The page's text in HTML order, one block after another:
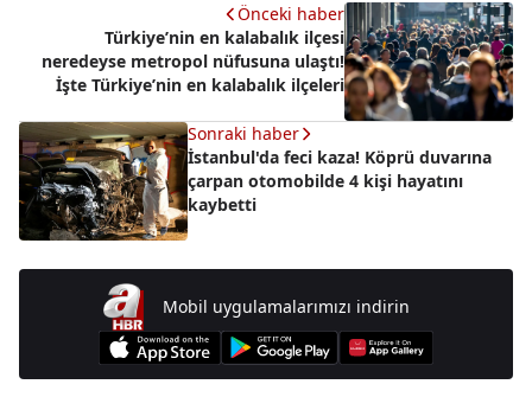
Önceki haber
Türkiye’nin en kalabalık ilçesi
neredeyse metropol nüfusuna ulaştı!
İşte Türkiye’nin en kalabalık ilçeleri
Sonraki haber
İstanbul'da feci kaza! Köprü duvarına
çarpan otomobilde 4 kişi hayatını
kaybetti
Mobil uygulamalarımızı indirin